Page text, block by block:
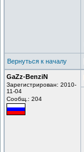
Вернуться к началу
GaZz-BenziN
Зарегистрирован: 2010-
11-04
Сообщ.: 204